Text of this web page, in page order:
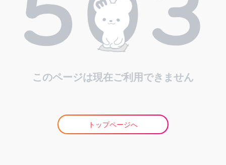
このページは現在ご利用できません